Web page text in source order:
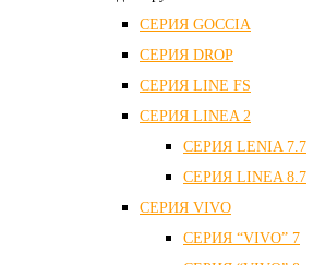
СЕРИЯ GOCCIA
СЕРИЯ DROP
СЕРИЯ LINE FS
СЕРИЯ LINEA 2
СЕРИЯ LENIA 7.7
СЕРИЯ LINEA 8.7
СЕРИЯ VIVO
СЕРИЯ “VIVO” 7